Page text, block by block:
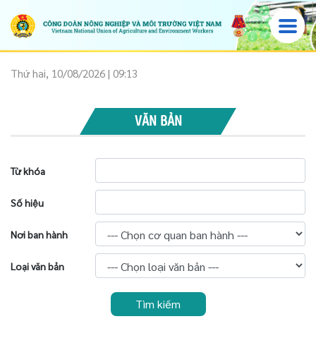
Thứ hai, 10/08/2026 | 09:13
VĂN BẢN
Từ khóa
Số hiệu
Nơi ban hành
Loại văn bản
Tìm kiếm